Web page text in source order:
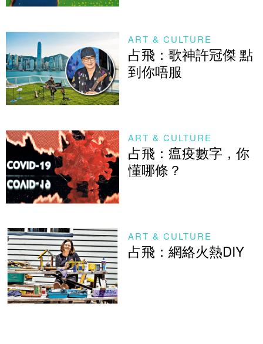
ART & CULTURE
占飛：歌神許冠傑 點
到你唔服
ART & CULTURE
占飛：瘟疫數字，你
懂哪條？
ART & CULTURE
占飛：網絡火熱DIY